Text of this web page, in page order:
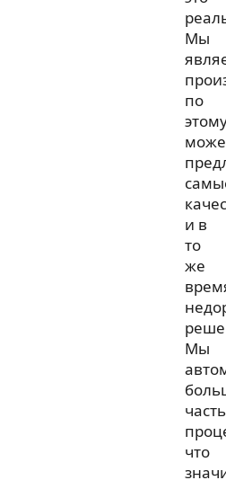
Мы
по
и в
то
же
Мы
часть
что